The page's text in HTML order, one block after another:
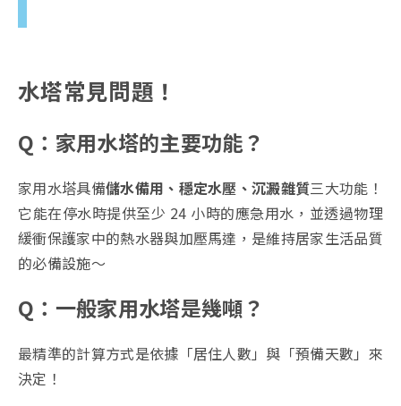
水塔常見問題！
Q：家用水塔的主要功能？
家用水塔具備儲水備用、穩定水壓、沉澱雜質三大功能！
它能在停水時提供至少 24 小時的應急用水，並透過物理
緩衝保護家中的熱水器與加壓馬達，是維持居家生活品質
的必備設施～
Q：一般家用水塔是幾噸？
最精準的計算方式是依據「居住人數」與「預備天數」來
決定！